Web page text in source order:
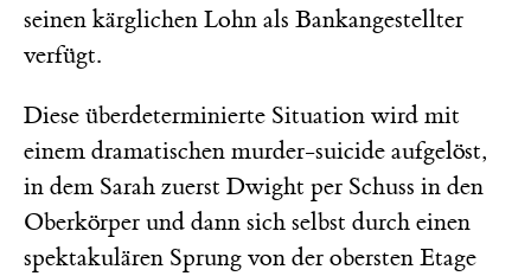
seinen kärglichen Lohn als Bankangestellter
verfügt.
Diese überdeterminierte Situation wird mit
einem dramatischen murder-suicide aufgelöst,
in dem Sarah zuerst Dwight per Schuss in den
Oberkörper und dann sich selbst durch einen
spektakulären Sprung von der obersten Etage